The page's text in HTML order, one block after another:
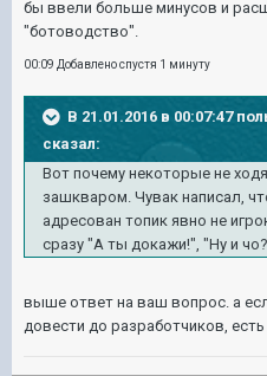
бы ввели больше минусов и
"ботоводство".
00:09 Добавлено спустя 1 минуту
В 21.01.2016 в 00:07:47
сказал:
Вот почему некоторые не
зашкваром. Чувак написал,
адресован топик явно не
сразу "А ты докажи!", "Ну и
выше ответ на ваш вопрос. а
довести до разработчиков,